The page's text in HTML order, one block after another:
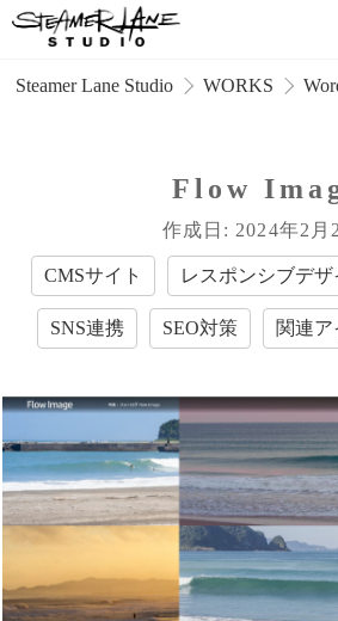
Steamer Lane Studio WORKS
Flow
作成日: 2024年2月
CMSサイト レスポンシブデザ
SNS連携 SEO対策 関連